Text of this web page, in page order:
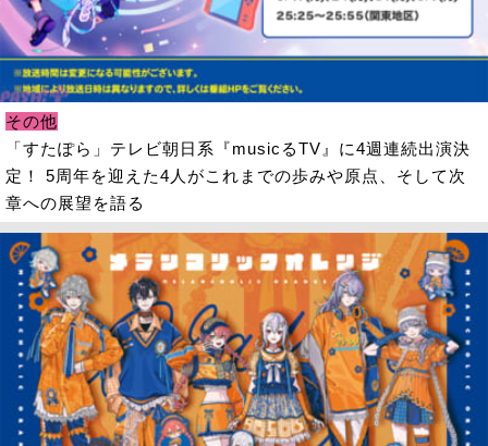
その他
「すたぽら」テレビ朝日系『musicるTV』に4週連続出演決
定！ 5周年を迎えた4人がこれまでの歩みや原点、そして次
章への展望を語る